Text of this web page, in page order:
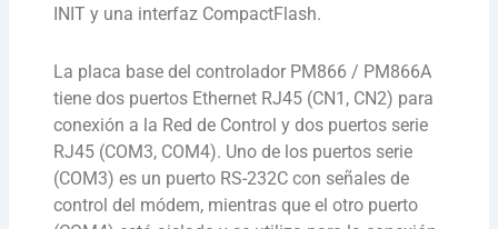
INIT y una interfaz CompactFlash.
La placa base del controlador PM866 / PM866A
tiene dos puertos Ethernet RJ45 (CN1, CN2) para
conexión a la Red de Control y dos puertos serie
RJ45 (COM3, COM4). Uno de los puertos serie
(COM3) es un puerto RS-232C con señales de
control del módem, mientras que el otro puerto